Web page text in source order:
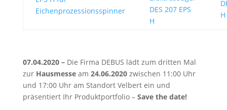
07.04.2020 – Die Firma DEBUS lädt zum dritten Mal
zurHausmesseam 24.06.2020zwischen 11:00 Uhr
und 17:00 Uhr am Standort Velbert ein und
präsentiert Ihr Produktportfolio – Save the date!